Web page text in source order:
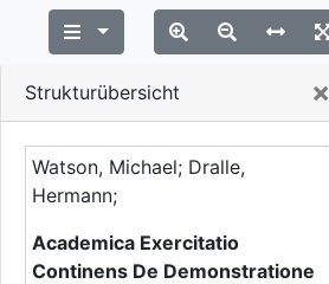
Strukturübersicht ×
Watson, Michael; Dralle,
Hermann;
Academica Exercitatio
Continens De Demonstratione